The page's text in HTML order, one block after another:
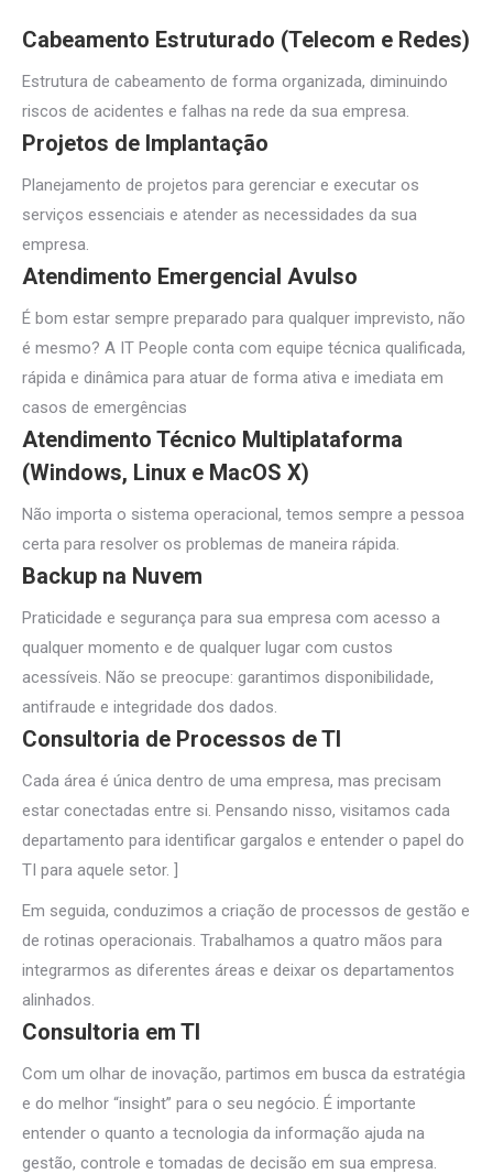
Cabeamento Estruturado (Telecom e Redes)
Estrutura de cabeamento de forma organizada, diminuindo
riscos de acidentes e falhas na rede da sua empresa.
Projetos de Implantação
Planejamento de projetos para gerenciar e executar os
serviços essenciais e atender as necessidades da sua
empresa.
Atendimento Emergencial Avulso
É bom estar sempre preparado para qualquer imprevisto, não
é mesmo? A IT People conta com equipe técnica qualificada,
rápida e dinâmica para atuar de forma ativa e imediata em
casos de emergências
Atendimento Técnico Multiplataforma
(Windows, Linux e MacOS X)
Não importa o sistema operacional, temos sempre a pessoa
certa para resolver os problemas de maneira rápida.
Backup na Nuvem
Praticidade e segurança para sua empresa com acesso a
qualquer momento e de qualquer lugar com custos
acessíveis. Não se preocupe: garantimos disponibilidade,
antifraude e integridade dos dados.
Consultoria de Processos de TI
Cada área é única dentro de uma empresa, mas precisam
estar conectadas entre si. Pensando nisso, visitamos cada
departamento para identificar gargalos e entender o papel do
TI para aquele setor. ]
Em seguida, conduzimos a criação de processos de gestão e
de rotinas operacionais. Trabalhamos a quatro mãos para
integrarmos as diferentes áreas e deixar os departamentos
alinhados.
Consultoria em TI
Com um olhar de inovação, partimos em busca da estratégia
e do melhor “insight” para o seu negócio. É importante
entender o quanto a tecnologia da informação ajuda na
gestão, controle e tomadas de decisão em sua empresa.